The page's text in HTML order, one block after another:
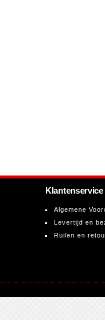
Klantenservice
Algemene
Levertijd en
Ruilen en